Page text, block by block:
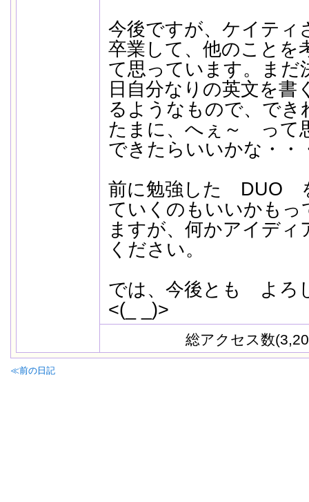
今後ですが、ケイティ
卒業して、他のこと
て思っています。まだ
日自分なりの英文を
るようなもので、で
たまに、へぇ～ って
できたらいいかな・
前に勉強した DUO
ていくのもいいかもっ
ますが、何かアイデ
ください。
では、今後とも よ
<(_ _)>
総アクセス数
≪前の日記